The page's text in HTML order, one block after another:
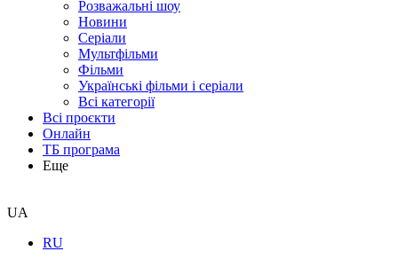
Розважальні шоу
Новини
Серіали
Мультфільми
Фільми
Українські фільми і серіали
Всі категорії
Всі проєкти
Онлайн
ТБ програма
Еще
UA
RU